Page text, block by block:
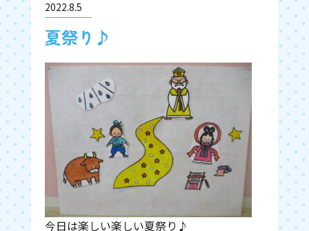
2022.8.5
夏祭り♪
今日は楽しい楽しい夏祭り♪